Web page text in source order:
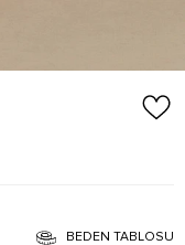
BEDEN TABLOSU